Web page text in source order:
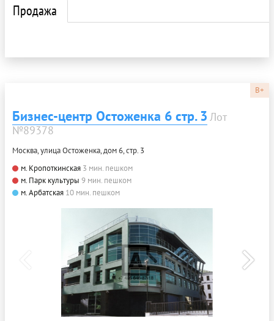
Продажа
B+
Бизнес-центр Остоженка 6 стр. 3 Лот
№89378
Москва, улица Остоженка, дом 6, стр. 3
м. Кропоткинская 3 мин. пешком
м. Парк культуры 9 мин. пешком
м. Арбатская 10 мин. пешком